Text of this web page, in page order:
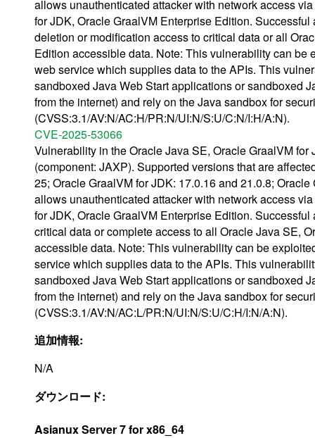
allows unauthenticated attacker with network access
for JDK, Oracle GraalVM Enterprise Edition.
deletion or modification access to critical data or all
Edition accessible data. Note: This vulnerability can
web service which supplies data to the APIs. This
sandboxed Java Web Start applications or sandboxed
from the internet) and rely on the Java sandbox for
(CVSS:3.1/AV:N/AC:H/PR:N/UI:N/S:U/C:N/I:H/A:N).
CVE-2025-53066
Vulnerability in the Oracle Java SE, Oracle GraalVM
(component: JAXP). Supported versions that are
25; Oracle GraalVM for JDK: 17.0.16 and 21.0.8;
allows unauthenticated attacker with network access
for JDK, Oracle GraalVM Enterprise Edition.
critical data or complete access to all Oracle Java SE,
accessible data. Note: This vulnerability can be
service which supplies data to the APIs. This
sandboxed Java Web Start applications or sandboxed
from the internet) and rely on the Java sandbox for
(CVSS:3.1/AV:N/AC:L/PR:N/UI:N/S:U/C:H/I:N/A:N).
追加情報:
N/A
ダウンロード:
Asianux Server 7 for x86_64